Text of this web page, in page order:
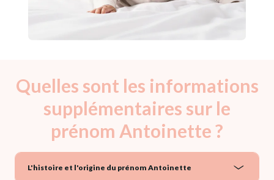
Quelles sont les informations
supplémentaires sur le
prénom Antoinette ?
L'histoire et l'origine du prénom Antoinette